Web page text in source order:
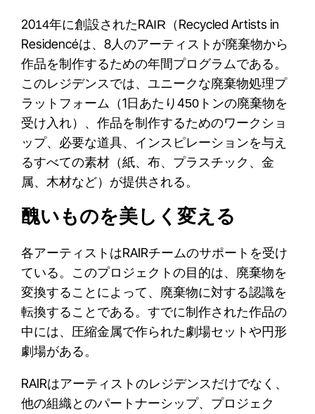
2014年に創設されたRAIR（Recycled Artists in
Residence）は、8人のアーティストが廃棄物から
作品を制作するための年間プログラムである。
このレジデンスでは、ユニークな廃棄物処理プ
ラットフォーム（1日あたり450トンの廃棄物を
受け入れ）、作品を制作するためのワークショ
ップ、必要な道具、インスピレーションを与え
るすべての素材（紙、布、プラスチック、金
属、木材など）が提供される。
醜いものを美しく変える
各アーティストはRAIRチームのサポートを受け
ている。このプロジェクトの目的は、廃棄物を
変換することによって、廃棄物に対する認識を
転換することである。すでに制作された作品の
中には、圧縮金属で作られた劇場セットや円形
劇場がある。
RAIRはアーティストのレジデンスだけでなく、
他の組織とのパートナーシップ、プロジェク